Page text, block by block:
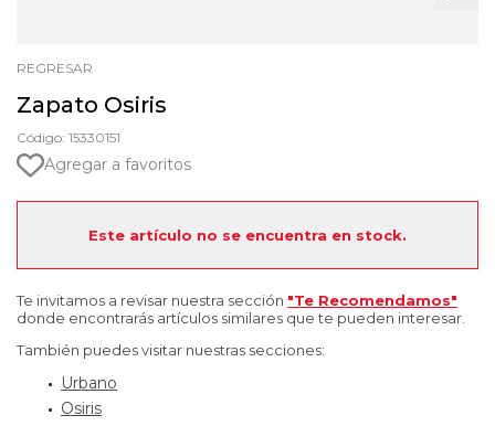
REGRESAR
Zapato Osiris
Código: 15330151
Agregar a favoritos
Este artículo no se encuentra en stock.
Te invitamos a revisar nuestra sección "Te Recomendamos"
donde encontrarás artículos similares que te pueden interesar.
También puedes visitar nuestras secciones:
Urbano
Osiris